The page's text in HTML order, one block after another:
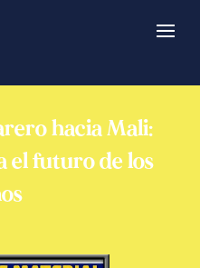
hacia Mali:
el futuro de los